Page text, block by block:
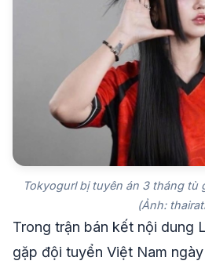
Tokyogurl bị tuyên án 3 tháng tù
(Ảnh:
Trong trận bán kết nội dung
gặp đội tuyển Việt Nam